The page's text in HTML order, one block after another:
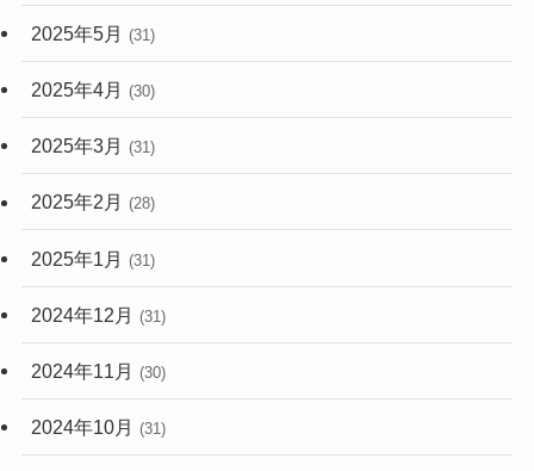
2025年5月 (31)
2025年4月 (30)
2025年3月 (31)
2025年2月 (28)
2025年1月 (31)
2024年12月 (31)
2024年11月 (30)
2024年10月 (31)